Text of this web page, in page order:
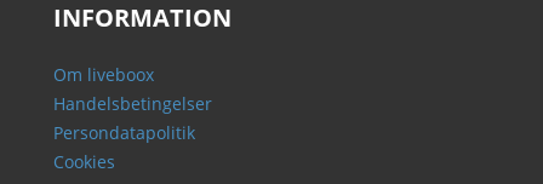
INFORMATION
Om liveboox
Handelsbetingelser
Persondatapolitik
Cookies